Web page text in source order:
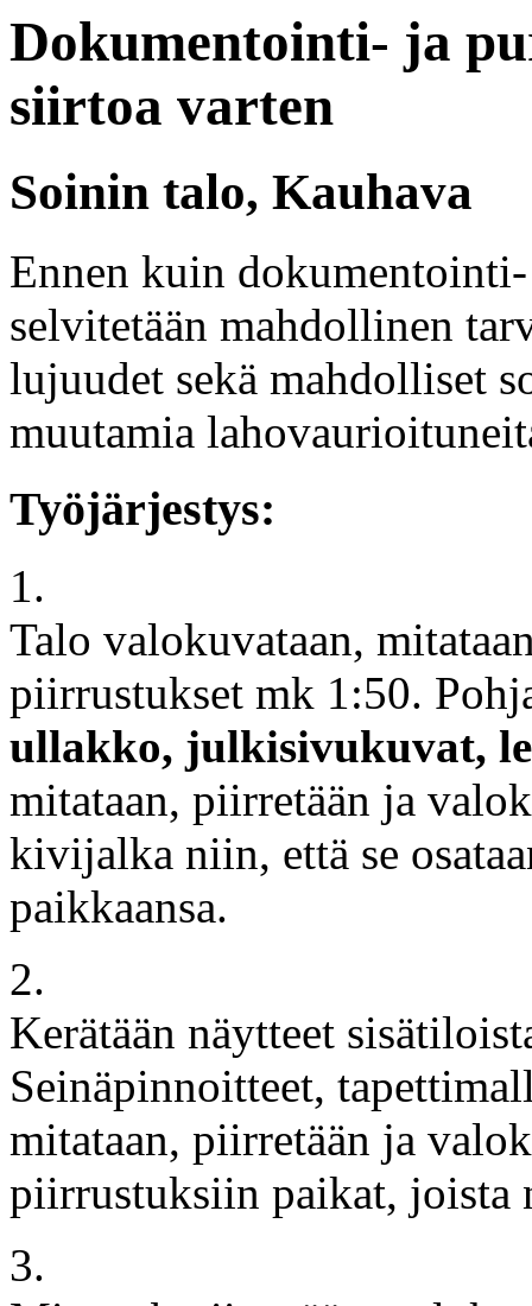
Dokumentointi- ja
siirtoa varten
Soinin talo, Kauhava
Ennen kuin
selvitetään mahdollinen
lujuudet sekä mahdolliset
muutamia
Työjärjestys:
1.
Talo valokuvataan,
piirrustukset mk 1:50.
ullakko, julkisivukuvat,
mitataan, piirretään ja
kivijalka niin, että se
paikkaansa.
2.
Kerätään näytteet
Seinäpinnoitteet,
mitataan, piirretään ja
piirrustuksiin paikat, joista
3.